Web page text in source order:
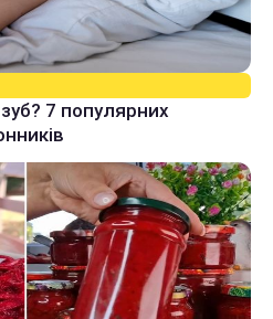
7 популярних